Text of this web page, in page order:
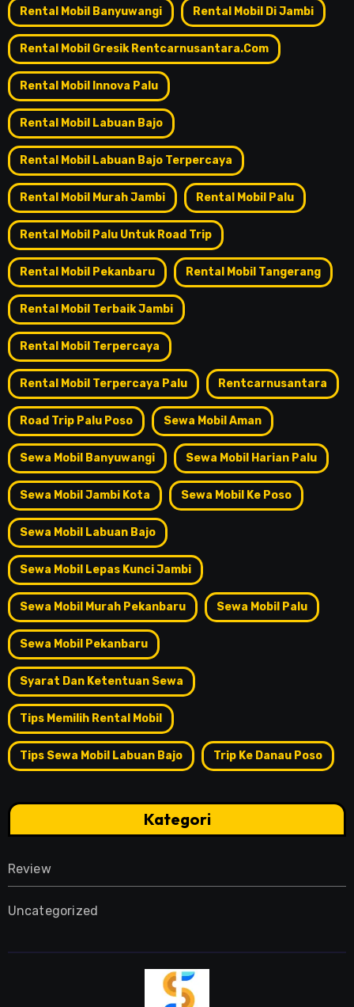
Rental Mobil Banyuwangi Rental Mobil Di Jambi
Rental Mobil Gresik Rentcarnusantara.com
Rental Mobil Innova Palu
Rental Mobil Labuan Bajo
Rental Mobil Labuan Bajo Terpercaya
Rental Mobil Murah Jambi Rental Mobil Palu
Rental Mobil Palu Untuk Road Trip
Rental Mobil Pekanbaru Rental Mobil Tangerang
Rental Mobil Terbaik Jambi
Rental Mobil Terpercaya
Rental Mobil Terpercaya Palu Rentcarnusantara
Road Trip Palu Poso Sewa Mobil Aman
Sewa Mobil Banyuwangi Sewa Mobil Harian Palu
Sewa Mobil Jambi Kota Sewa Mobil Ke Poso
Sewa Mobil Labuan Bajo
Sewa Mobil Lepas Kunci Jambi
Sewa Mobil Murah Pekanbaru Sewa Mobil Palu
Sewa Mobil Pekanbaru
Syarat Dan Ketentuan Sewa
Tips Memilih Rental Mobil
Tips Sewa Mobil Labuan Bajo Trip Ke Danau Poso
Kategori
Review
Uncategorized